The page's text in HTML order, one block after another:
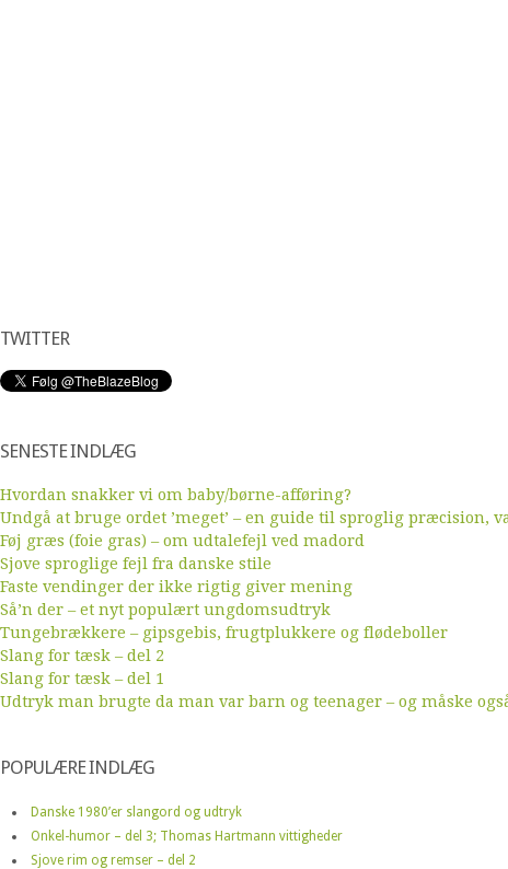
TWITTER
SENESTE INDLÆG
Hvordan snakker vi om baby/børne-afføring?
Undgå at bruge ordet ’meget’ – en guide til sproglig præcision,
Føj græs (foie gras) – om udtalefejl ved madord
Sjove sproglige fejl fra danske stile
Faste vendinger der ikke rigtig giver mening
Så’n der – et nyt populært ungdomsudtryk
Tungebrækkere – gipsgebis, frugtplukkere og flødeboller
Slang for tæsk – del 2
Slang for tæsk – del 1
Udtryk man brugte da man var barn og teenager – og måske
POPULÆRE INDLÆG
Danske 1980’er slangord og udtryk
Onkel-humor – del 3; Thomas Hartmann vittigheder
Sjove rim og remser – del 2